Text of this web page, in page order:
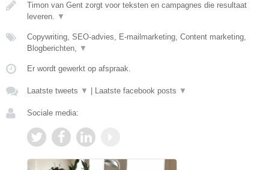
Timon van Gent zorgt voor teksten en campagnes die resultaat
leveren. ▼
Copywriting, SEO-advies, E-mailmarketing, Content marketing,
Blogberichten, ▼
Er wordt gewerkt op afspraak.
Laatste tweets ▼ Laatste facebook posts ▼
Sociale media: